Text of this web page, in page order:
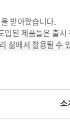
소
받아왔습니다.
입된 제품들은 출시
삶에서 활용될 수
행하며 최종 단계에
품질에 대한 고객님